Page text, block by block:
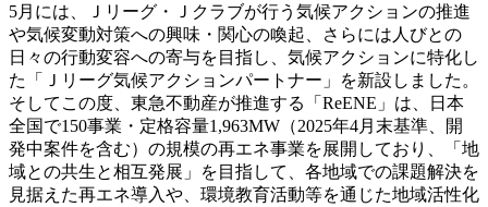
5月には、Ｊリーグ・Ｊクラブが行う気候アクションの推進
や気候変動対策への興味・関心の喚起、さらには人びとの
日々の行動変容への寄与を目指し、気候アクションに特化し
た「Ｊリーグ気候アクションパートナー」を新設しました。
そしてこの度、東急不動産が推進する「ReENE」は、日本
全国で150事業・定格容量1,963MW（2025年4月末基準、開
発中案件を含む）の規模の再エネ事業を展開しており、「地
域との共生と相互発展」を目指して、各地域での課題解決を
見据えた再エネ導入や、環境教育活動等を通じた地域活性化